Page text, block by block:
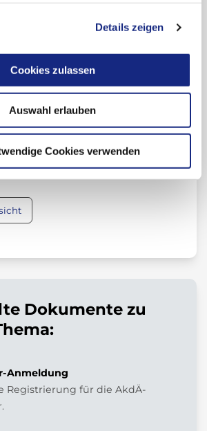
Details zeigen
Cookies zulassen
Auswahl erlauben
Cookies verwenden
"Drug Safety Mail"
Arzneimittelwirkungen
(Übersicht)
Dokumente zu
Anmeldung
Registrierung für die AkdÄ-